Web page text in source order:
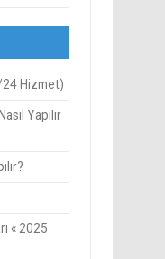
24 Hizmet)
Yapılır
« 2025